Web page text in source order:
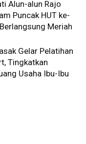
Alun-alun Rajo
Puncak HUT ke-
Meriah
Gelar Pelatihan
Tingkatkan
Usaha Ibu-Ibu